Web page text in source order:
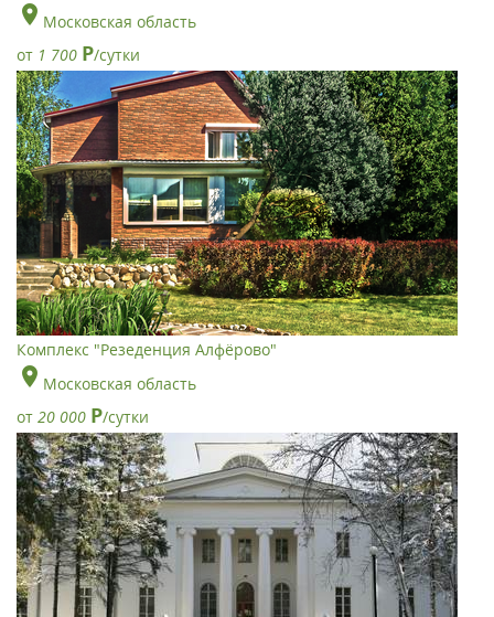
Московская область
от 1 700 Р/сутки
Комплекс "Резеденция Алфёрово"
Московская область
от 20 000 Р/сутки